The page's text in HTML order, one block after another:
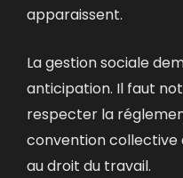
apparaissent.
La gestion sociale
anticipation. Il faut
respecter la
convention collective
au droit du travail.